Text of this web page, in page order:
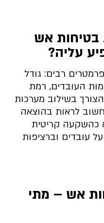
בטיחות אש
עליה?
רבים: גודל
העובדים, רמת
בשילוב מערכות
לראות בהוצאה
כהשקעה קריטית
עובדים וברציפות
אש – מתי